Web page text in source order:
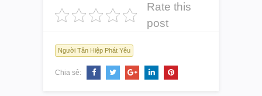
Rate this
post
Người Tân Hiệp Phát Yêu
Chia sẻ: